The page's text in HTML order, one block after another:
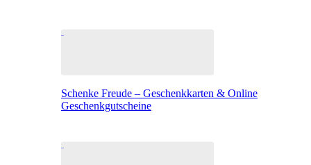
Schenke Freude – Geschenkkarten & Online
Geschenkgutscheine